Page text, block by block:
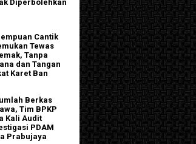
Diperbolehkan
Cantik
Tewas
Tanpa
dan Tangan
Karet Ban
Berkas
Tim BPKP
Kali Audit
PDAM
Prabujaya